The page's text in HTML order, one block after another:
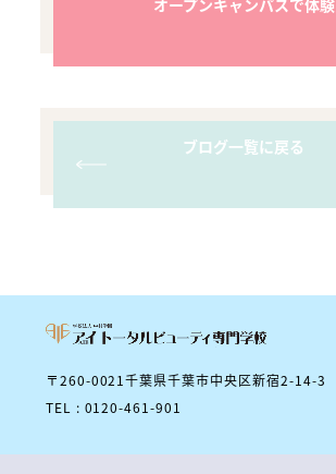
オープンキャンパスで体験
ブログ一覧に戻る
〒260-0021千葉県千葉市中央区新宿2-14-3
TEL : 0120-461-901